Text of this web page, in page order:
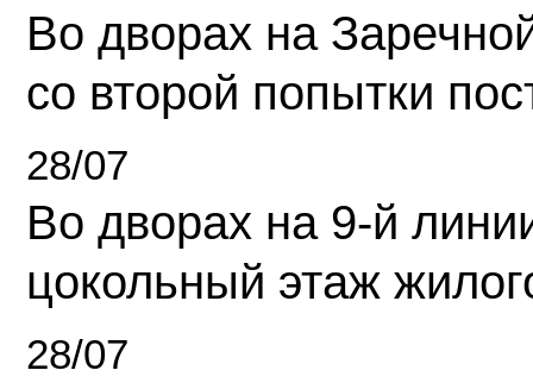
Во дворах на
со второй попытки
28/07
Во дворах на 9-й
цокольный этаж
28/07